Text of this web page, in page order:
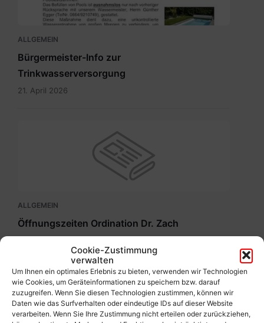
Cookie-Zustimmung
verwalten
Um Ihnen ein optimales Erlebnis zu bieten, verwenden wir Technologien
wie Cookies, um Geräteinformationen zu speichern bzw. darauf
zuzugreifen. Wenn Sie diesen Technologien zustimmen, können wir
Daten wie das Surfverhalten oder eindeutige IDs auf dieser Website
verarbeiten. Wenn Sie Ihre Zustimmung nicht erteilen oder zurückziehen,
ALLGEMEIN
Bürgermeister-Info zur
Trinkwasserversorgung
21. April 2026
ALLGEMEIN
Öffnungszeiten Ordination Dr. Zach
Fair2food
Point.jpg